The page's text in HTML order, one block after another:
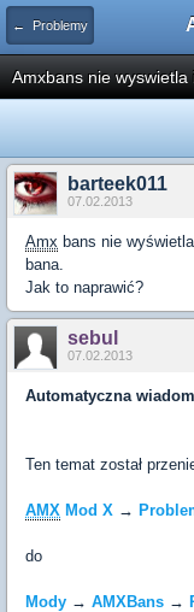
← Problemy
Amxbans nie wyswietla
barteek011
07.02.2013
Amx bans nie
bana.
Jak to naprawić?
sebul
07.02.2013
Automatyczna
Ten temat został
AMX Mod X →
do
Mody → AMXBans →